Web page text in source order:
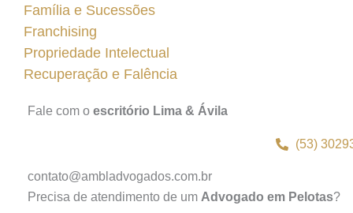
Família e Sucessões
Franchising
Propriedade Intelectual
Recuperação e Falência
Fale com o escritório Lima & Ávila
(53)
contato@ambladvogados.com.br
Precisa de atendimento de um Advogado em Pelotas?